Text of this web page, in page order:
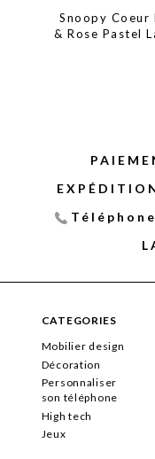
Snoopy Coeur
& Rose Pastel
CATEGORIES
Mobilier design
Décoration
Personnaliser
son téléphone
High tech
Jeux